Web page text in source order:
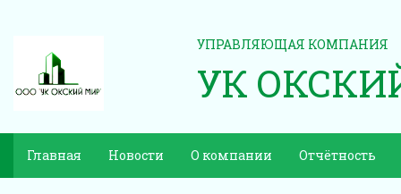
УПРАВЛЯЮЩАЯ КОМПАНИЯ
УК
Главная Новости О компании Отчётность